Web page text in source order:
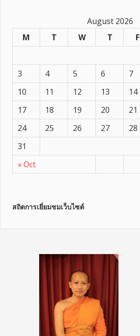
August 2026
M
T W T F
« Oct
3
4 5 6 7
10
11 12 13 14
17
18 19 20 21
24
25 26 27 28
31
สถิตการเยี่ยมชมเว็บไซต์